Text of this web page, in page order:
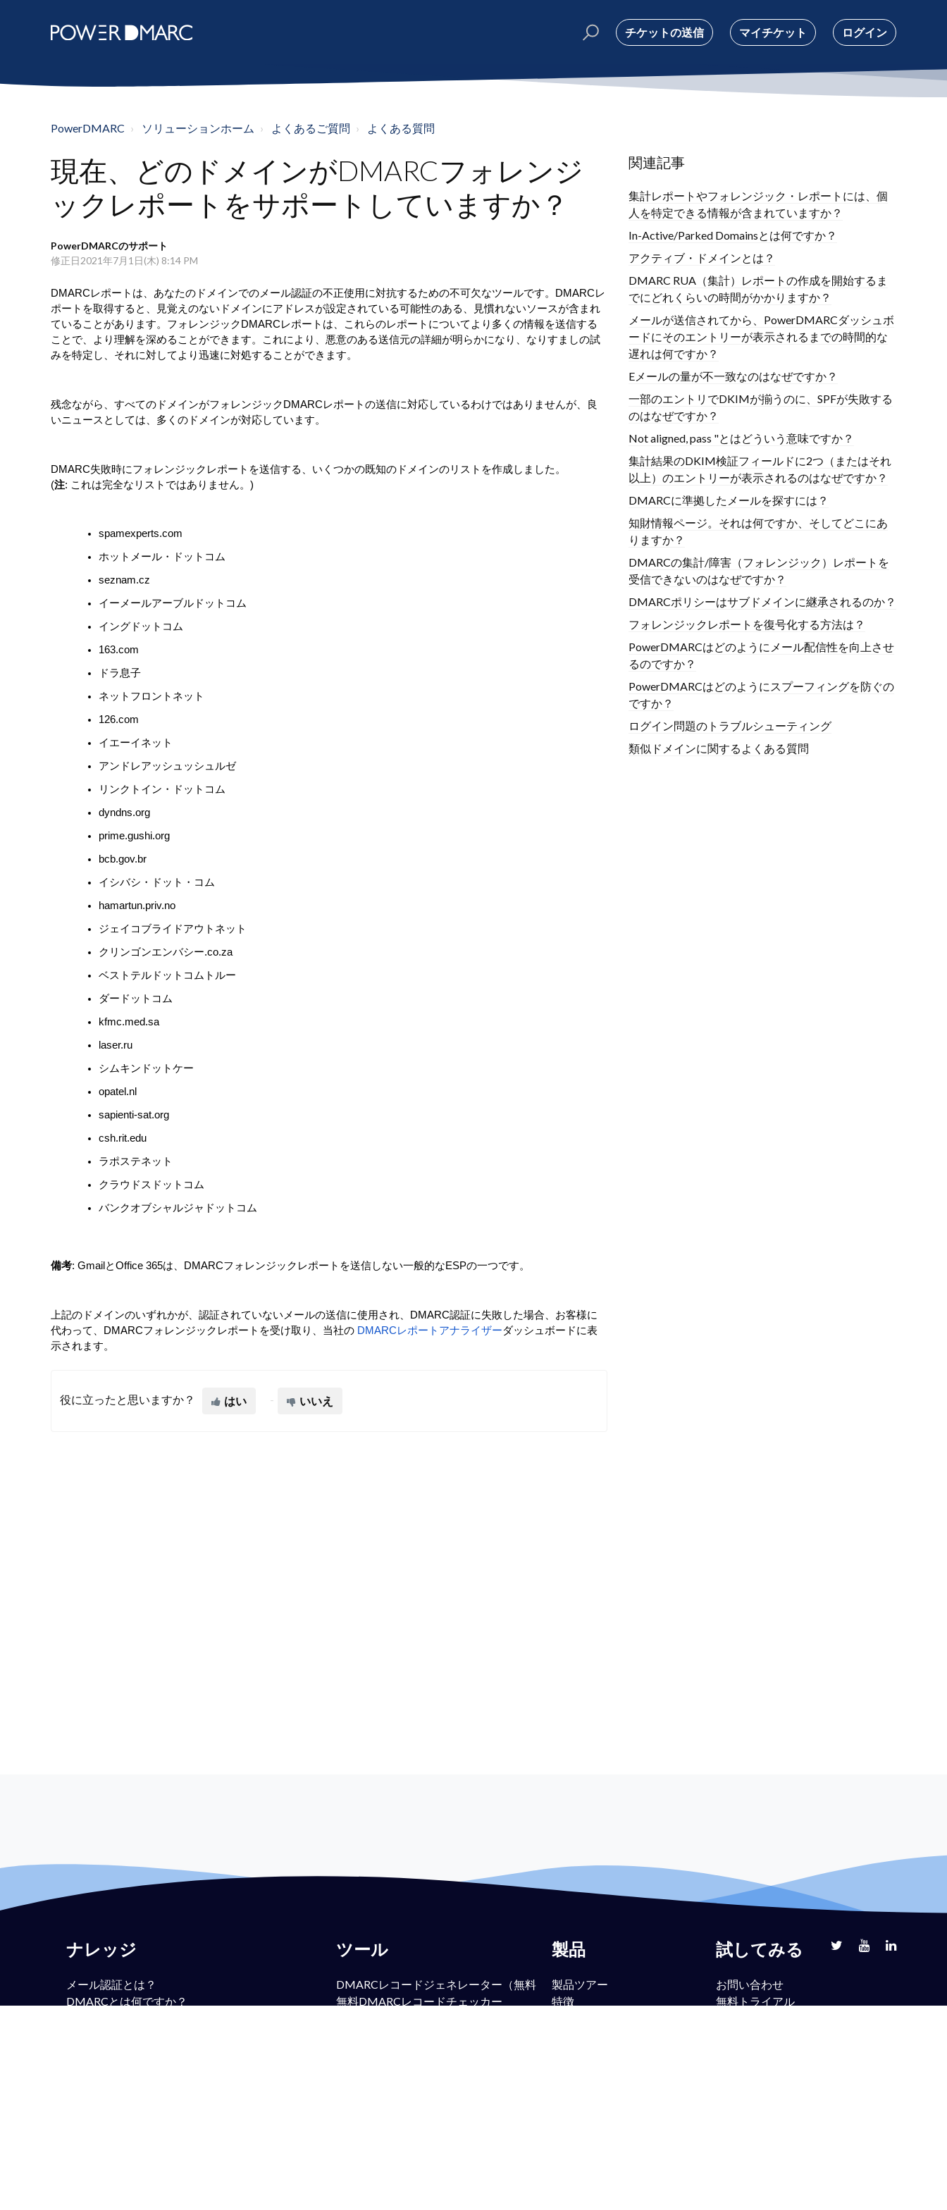
チケットの送信 マイチケット ログイン
PowerDMARC ソリューションホーム よくあるご質問 よくある質問
現在、どのドメインがDMARCフォレンジ
ックレポートをサポートしていますか？
PowerDMARCのサポート
修正日2021年7月1日(木) 8:14 PM
DMARCレポートは、あなたのドメインでのメール認証の不正使用に対抗するための不可欠なツールです。DMARCレ
ポートを取得すると、見覚えのないドメインにアドレスが設定されている可能性のある、見慣れないソースが含まれ
ていることがあります。フォレンジックDMARCレポートは、これらのレポートについてより多くの情報を送信する
ことで、より理解を深めることができます。これにより、悪意のある送信元の詳細が明らかになり、なりすましの試
みを特定し、それに対してより迅速に対処することができます。
残念ながら、すべてのドメインがフォレンジックDMARCレポートの送信に対応しているわけではありませんが、良
いニュースとしては、多くのドメインが対応しています。
DMARC失敗時にフォレンジックレポートを送信する、いくつかの既知のドメインのリストを作成しました。
(注: これは完全なリストではありません。 )
spamexperts.com
ホットメール・ドットコム
seznam.cz
イーメールアーブルドットコム
イングドットコム
163.com
ドラ息子
ネットフロントネット
126.com
イエーイネット
アンドレアッシュッシュルゼ
リンクトイン・ドットコム
dyndns.org
prime.gushi.org
bcb.gov.br
イシバシ・ドット・コム
hamartun.priv.no
ジェイコブライドアウトネット
クリンゴンエンバシー.co.za
ベストテルドットコムトルー
ダードットコム
kfmc.med.sa
laser.ru
シムキンドットケー
opatel.nl
sapienti-sat.org
csh.rit.edu
ラポステネット
クラウドスドットコム
バンクオブシャルジャドットコム
備考: GmailとOffice 365は、DMARCフォレンジックレポートを送信しない一般的なESPの一つです。
上記のドメインのいずれかが、認証されていないメールの送信に使用され、DMARC認証に失敗した場合、お客様に
代わって、DMARCフォレンジックレポートを受け取り、当社の DMARCレポートアナライザーダッシュボードに表
示されます。
役に立ったと思いますか？ はい いいえ
関連記事
集計レポートやフォレンジック・レポートには、個
人を特定できる情報が含まれていますか？
In-Active/Parked Domainsとは何ですか？
アクティブ・ドメインとは？
DMARC RUA（集計）レポートの作成を開始するま
でにどれくらいの時間がかかりますか？
メールが送信されてから、PowerDMARCダッシュボ
ードにそのエントリーが表示されるまでの時間的な
遅れは何ですか？
Eメールの量が不一致なのはなぜですか？
一部のエントリでDKIMが揃うのに、SPFが失敗する
のはなぜですか？
Not aligned, pass "とはどういう意味ですか？
集計結果のDKIM検証フィールドに2つ（またはそれ
以上）のエントリーが表示されるのはなぜですか？
DMARCに準拠したメールを探すには？
知財情報ページ。それは何ですか、そしてどこにあ
りますか？
DMARCの集計/障害（フォレンジック）レポートを
受信できないのはなぜですか？
DMARCポリシーはサブドメインに継承されるのか？
フォレンジックレポートを復号化する方法は？
PowerDMARCはどのようにメール配信性を向上させ
るのですか？
PowerDMARCはどのようにスプーフィングを防ぐの
ですか？
ログイン問題のトラブルシューティング
類似ドメインに関するよくある質問
ナレッジ
メール認証とは？
DMARCとは何ですか？
ツール
DMARCレコードジェネレーター（無料
無料DMARCレコードチェッカー
製品
製品ツアー
特徴
試してみる
お問い合わせ
無料トライアル